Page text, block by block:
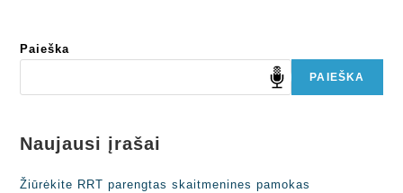
Paieška
PAIEŠKA
Naujausi įrašai
Žiūrėkite RRT parengtas skaitmenines pamokas